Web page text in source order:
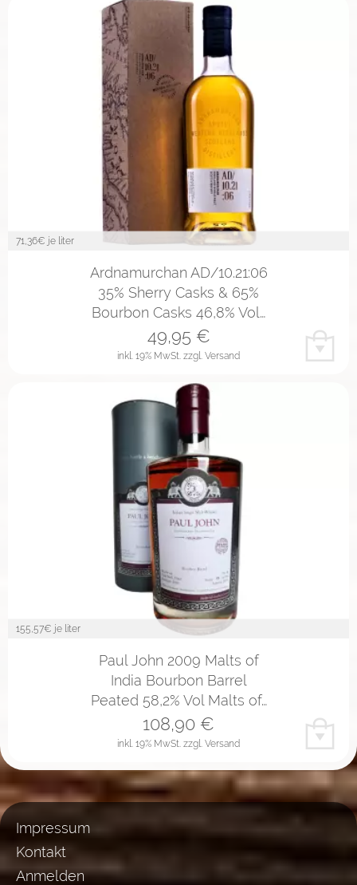
71,36€ je liter
Ardnamurchan AD/10.21:06
35% Sherry Casks & 65%
Bourbon Casks 46,8% Vol…
inkl. 19% MwSt. zzgl. Versand
49,95 €
155,57€ je liter
Paul John 2009 Malts of
India Bourbon Barrel
Peated 58,2% Vol Malts of…
inkl. 19% MwSt. zzgl. Versand
108,90 €
Impressum
Kontakt
Anmelden